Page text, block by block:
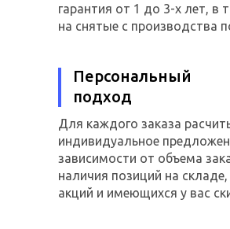
гарантия от 1 до 3-х лет, в
на снятые с производства
Персональный
подход
Для каждого заказа
индивидуальное
зависимости от объема
наличия позиций на
акций и имеющихся у вас